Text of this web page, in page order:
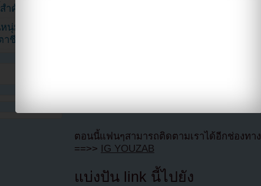
ตอนนี้แฟนๆสามารถติดตามเราได้อีกช่องท
==>> IG YOUZAB
แบ่งปัน link นี้ไปยัง
คัญมาก”
นุ่ม หลัง
ชีวิตล่าสุด